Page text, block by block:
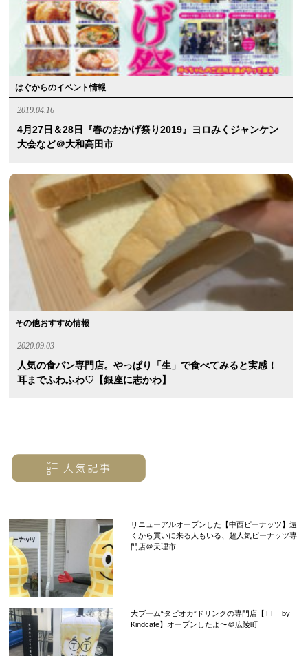
はぐからのイベント情報
2019.04.16
4月27日＆28日『春のおかげ祭り2019』ヨロみくジャンケン
大会など＠大和高田市
その他おすすめ情報
2020.09.03
人気の食パン専門店。やっぱり「生」で食べてみると実感！
耳までふわふわ♡【銀座に志かわ】
リニューアルオープンした【中西ピーナッツ】遠
くから買いに来る人もいる、超人気ピーナッツ専
門店＠天理市
大ブーム“タピオカ”ドリンクの専門店【TT by
Kindcafe】オープンしたよ〜＠広陵町